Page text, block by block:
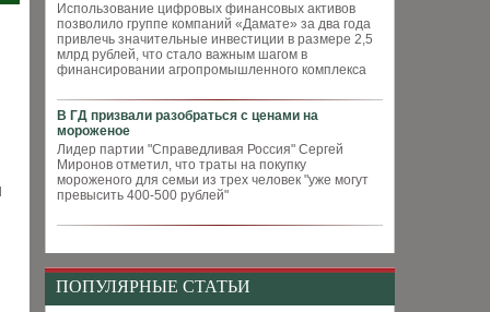
Использование цифровых финансовых активов
позволило группе компаний «Дамате» за два года
привлечь значительные инвестиции в размере 2,5
млрд рублей, что стало важным шагом в
финансировании агропромышленного комплекса
В ГД призвали разобраться с ценами на
мороженое
Лидер партии "Справедливая Россия" Сергей
Миронов отметил, что траты на покупку
мороженого для семьи из трех человек "уже могут
превысить 400-500 рублей"
ПОПУЛЯРНЫЕ СТАТЬИ